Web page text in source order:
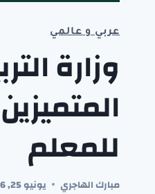
عربي و عالمي
وزارة
للمعلم
مبارك الهاجري يونيو 25, 2026